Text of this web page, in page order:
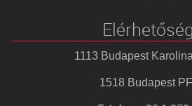
1113 Budapest
1518 Budapest